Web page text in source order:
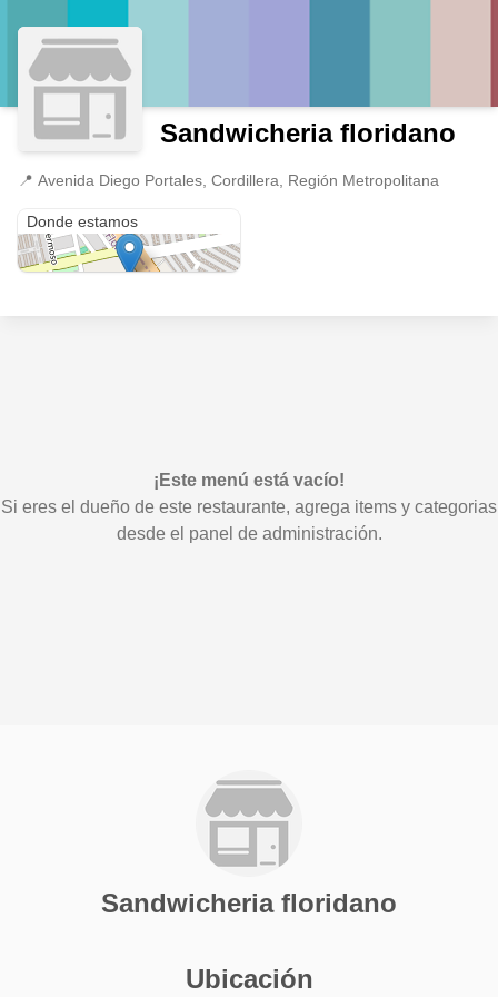
Sandwicheria floridano
📍 Avenida Diego Portales, Cordillera, Región Metropolitana
Donde estamos
¡Este menú está vacío!
Si eres el dueño de este restaurante, agrega items y categorias
desde el panel de administración.
Sandwicheria floridano
Ubicación